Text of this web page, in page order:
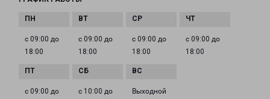
с 09:00 до
18:00
с 09:00 до
18:00
с 09:00 до
18:00
с 09:00 до
18:00
с 09:00 до
с 10:00 до
Выходной